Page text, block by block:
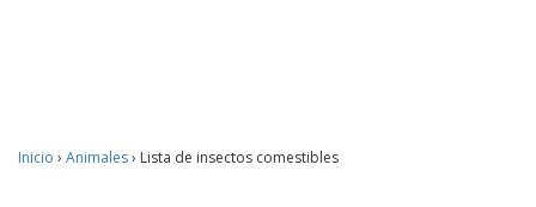
Inicio › Animales› Lista de insectos comestibles